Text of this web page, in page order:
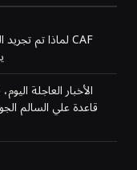
قاعدة علي السالم